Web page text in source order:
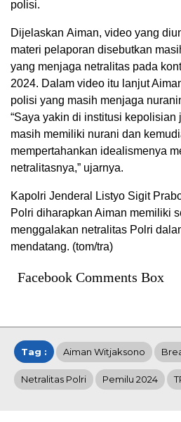
polisi.
Dijelaskan Aiman, video yang
materi pelaporan disebutkan
yang menjaga netralitas pada
2024. Dalam video itu lanjut
polisi yang masih menjaga
“Saya yakin di institusi
masih memiliki nurani dan
mempertahankan idealismenya
netralitasnya,” ujarnya.
Kapolri Jenderal Listyo Sigit
Polri diharapkan Aiman memiliki
menggalakan netralitas Polri
mendatang. (tom/tra)
Facebook Comments Box
Tag : Aiman Witjaksono
Netralitas Polri Pemilu 2024